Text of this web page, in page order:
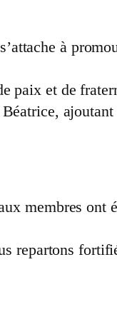
à
paix et de
membres ont
repartons